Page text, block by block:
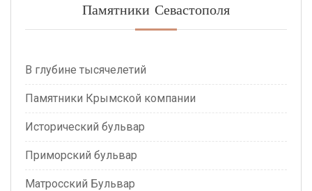
Памятники Севастополя
В глубине тысячелетий
Памятники Крымской компании
Исторический бульвар
Приморский бульвар
Матросский Бульвар